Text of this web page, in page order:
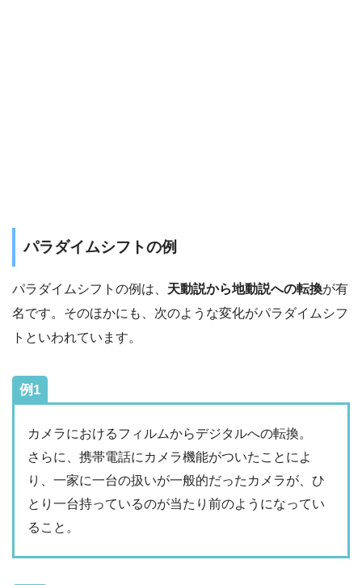
パラダイムシフトの例
パラダイムシフトの例は、 天動説から地動説への転換が有
名です。そのほかにも、次のような変化がパラダイムシフ
トといわれています。
例1
カメラにおけるフィルムからデジタルへの転換。
さらに、携帯電話にカメラ機能がついたことによ
り、一家に一台の扱いが一般的だったカメラが、ひ
とり一台持っているのが当たり前のようになってい
ること。